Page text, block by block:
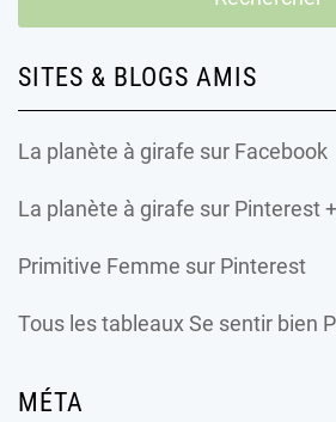
SITES & BLOGS AMIS
La planète à girafe sur Facebook
La planète à girafe sur Pinterest
Primitive Femme sur Pinterest
Tous les tableaux Se sentir bien
MÉTA